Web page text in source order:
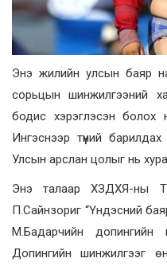
Энэ жилийн улсын баяр
сорьцын шинжилгээний
бодис хэрэглэсэн болох
Ингэснээр түүний
Улсын арслан цолыг нь
Энэ талаар ХЗДХЯ-ны
П.Сайнзориг “Үндэсний
М.Бадарчийн
Допингийн шинжилгээг